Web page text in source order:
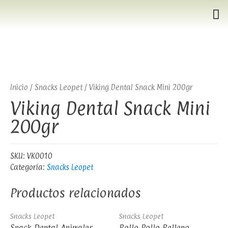
Inicio / Snacks Leopet/ Viking Dental Snack Mini 200gr
Viking Dental Snack Mini
200gr
SKU: VK0010
Categoría: Snacks Leopet
Productos relacionados
Snacks Leopet Snacks Leopet